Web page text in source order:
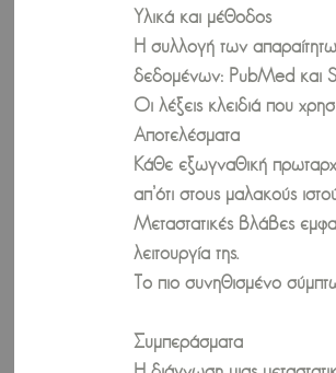
Υλικά και μέθοδος
Η συλλογή των
δεδομένων: PubMed και
Οι λέξεις κλειδιά που
Αποτελέσματα
Κάθε εξωγναθική
απ’ότι στους μαλακούς
Μεταστατικές βλάβες
λειτουργία της.
Το πιο συνηθισμένο
Συμπεράσματα